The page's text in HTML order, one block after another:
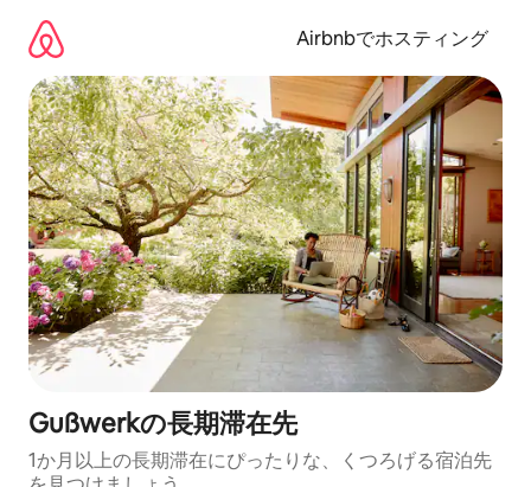
Airbnbでホスティング
Gußwerkの長期滞在先
1か月以上の長期滞在にぴったりな、くつろげる宿泊先